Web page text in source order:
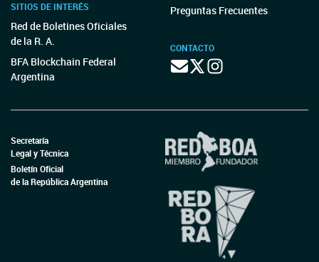
SITIOS DE INTERÉS
Red de Boletines Oficiales
de la R. A.
BFA Blockchain Federal
Argentina
Preguntas Frecuentes
CONTACTO
Secretaría
Legal y Técnica
Boletín Oficial
de la República Argentina